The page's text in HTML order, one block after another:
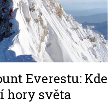
Everestu: Kde
hory světa